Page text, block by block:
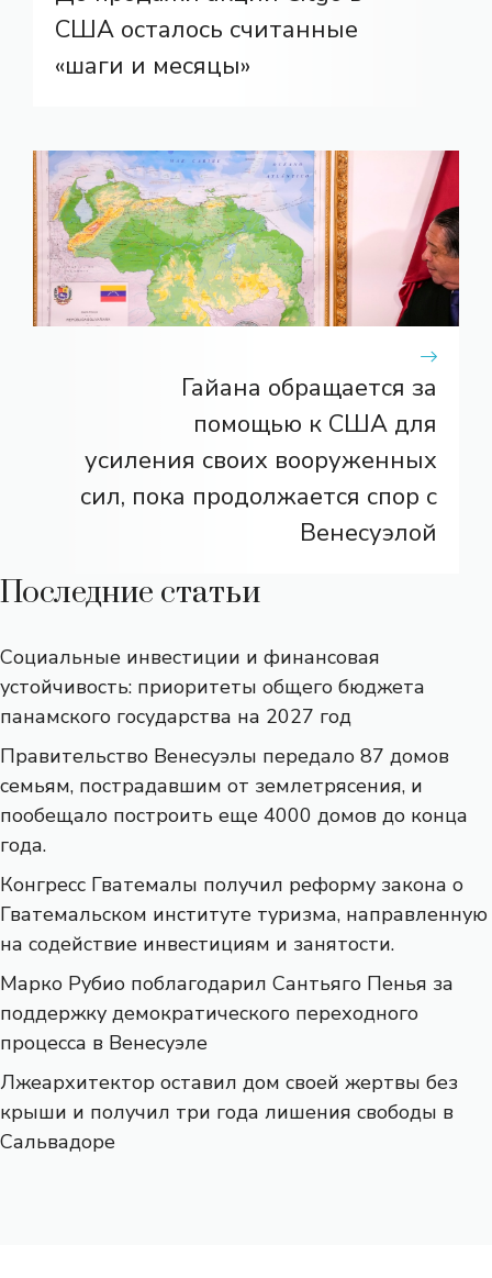
США осталось считанные
«шаги и месяцы»
Гайана обращается за
помощью к США для
усиления своих вооруженных
сил, пока продолжается спор с
Венесуэлой
Последние статьи
Социальные инвестиции и финансовая
устойчивость: приоритеты общего бюджета
панамского государства на 2027 год
Правительство Венесуэлы передало 87 домов
семьям, пострадавшим от землетрясения, и
пообещало построить еще 4000 домов до конца
года.
Конгресс Гватемалы получил реформу закона о
Гватемальском институте туризма, направленную
на содействие инвестициям и занятости.
Марко Рубио поблагодарил Сантьяго Пенья за
поддержку демократического переходного
процесса в Венесуэле
Лжеархитектор оставил дом своей жертвы без
крыши и получил три года лишения свободы в
Сальвадоре